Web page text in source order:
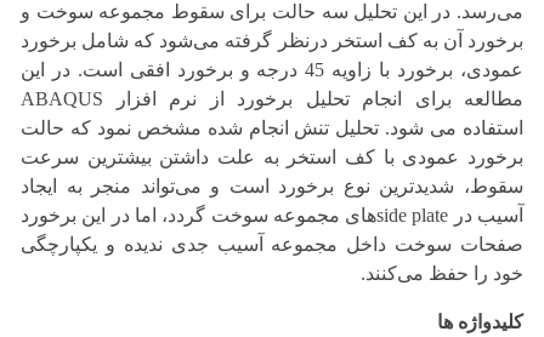
می‌رسد. در این تحلیل سه حالت برای سقوط مجموعه سوخت و
برخورد آن به کف استخر درنظر گرفته می‌شود که شامل برخورد
عمودی، برخورد با زاویه 45 درجه و برخورد افقی است. در این
مطالعه برای انجام تحلیل برخورد از نرم افزار ABAQUS
استفاده می شود. تحلیل تنش انجام شده مشخص نمود که حالت
برخورد عمودی با کف استخر به علت داشتن بیشترین سرعت
سقوط، شدیدترین نوع برخورد است و می‌تواند منجر به ایجاد
آسیب در side plateهای مجموعه سوخت گردد، اما در این برخورد
صفحات سوخت داخل مجموعه آسیب جدی ندیده و یکپارچگی
خود را حفظ می‌کنند.
کلیدواژه ها